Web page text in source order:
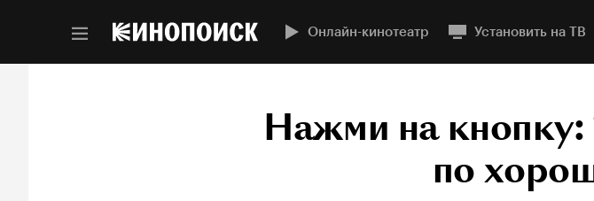
Онлайн-кинотеатр Установить на ТВ
Нажми на кнопку:
по